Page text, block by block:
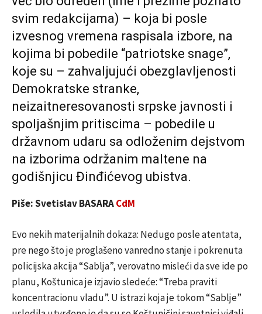
svim redakcijama) – koja bi posle
izvesnog vremena raspisala izbore, na
kojima bi pobedile “patriotske snage”,
koje su – zahvaljujući obezglavljenosti
Demokratske stranke,
neizaitneresovanosti srpske javnosti i
spoljašnjim pritiscima – pobedile u
državnom udaru sa odloženim dejstvom
na izborima održanim maltene na
godišnjicu Đinđićevog ubistva.
Piše: Svetislav BASARACdM
Evo nekih materijalnih dokaza: Nedugo posle atentata,
pre nego što je proglašeno vanredno stanje i pokrenuta
policijska akcija “Sablja”, verovatno misleći da sve ide po
planu, Koštunica je izjavio sledeće: “Treba praviti
koncentracionu vladu”. U istrazi koja je tokom “Sablje”